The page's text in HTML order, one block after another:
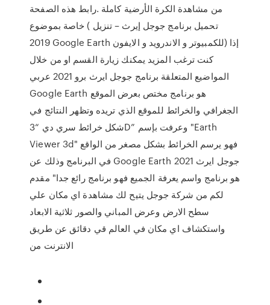
من مشاهدة الكرة الأرضية كاملة .رابط هذه الصفحة
خاصة بموضوع ( تحميل برنامج جوجل إيرث – تنزيل
2019 Google Earth للكمبيوتر و الاندرويد و الايفون) إذا
كنت ترغب المزيد يمكنك زيارة القسم او من خلال
المواضيع المتعلقة برنامج جوجل ايرث برو 2021 عربي
Google Earth هو برنامج مختص بعرض الموقع
الجغرافي والخرائط للموقع الذي تريده وتظهر النتائج في
شكل خرائط سري دي “3D” وعرفت بإسم "Earth
Viewer 3d" فهو يرسم الخرائط بشكل مصغر من الواقع
في البرنامج وذلك عن Google Earth 2021 جوجل ايرث
هو برنامج واسم يعرفة الجميع فهو برنامج رائع جدا" مقدم
لكم من شركة جوجل يتيح لك مشاهدة اي مكان علي
سطح الارض وعرض المباني والصور ثلاثية الابعاد
واستكشاف اي مكان في العالم قي دقائق عن طريق
الانترنت من